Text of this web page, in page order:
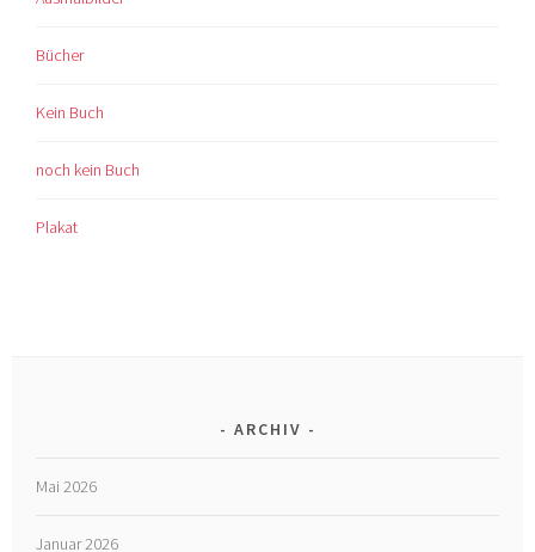
Bücher
Kein Buch
noch kein Buch
Plakat
ARCHIV
Mai 2026
Januar 2026